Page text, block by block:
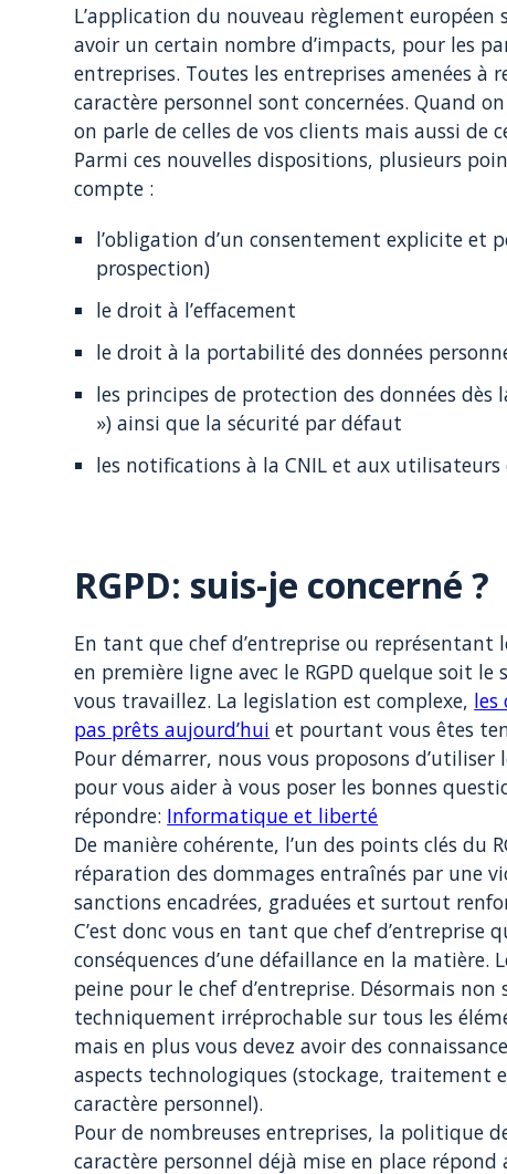
L’application du nouveau règlement
avoir un certain nombre d’impacts, pour les
entreprises. Toutes les entreprises amenées à
caractère personnel sont concernées. Quand
on parle de celles de vos clients mais aussi de
Parmi ces nouvelles dispositions, plusieurs
compte :
l’obligation d’un consentement explicite et
prospection)
le droit à l’effacement
le droit à la portabilité des données
les principes de protection des données dès
») ainsi que la sécurité par défaut
les notifications à la CNIL et aux utilisateurs
RGPD: suis-je concerné ?
En tant que chef d’entreprise ou représentant
en première ligne avec le RGPD quelque soit le
vous travaillez. La legislation est complexe, les
pas prêts aujourd’hui et pourtant vous êtes
Pour démarrer, nous vous proposons
pour vous aider à vous poser les bonnes
répondre: Informatique et liberté
De manière cohérente, l’un des points clés du
réparation des dommages entraînés par une
sanctions encadrées, graduées et surtout
C’est donc vous en tant que chef d’entreprise
conséquences d’une défaillance en la matière.
peine pour le chef d’entreprise. Désormais
techniquement irréprochable sur tous les
mais en plus vous devez avoir des
aspects technologiques (stockage, traitement
caractère personnel).
Pour de nombreuses entreprises, la politique
caractère personnel déjà mise en place